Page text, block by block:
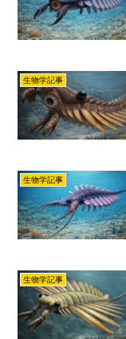
生物学記事
生物学記事
生物学記事